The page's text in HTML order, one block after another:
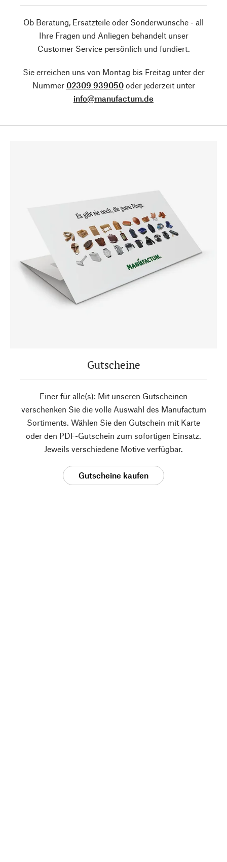
Ob Beratung, Ersatzteile oder Sonderwünsche - all
Ihre Fragen und Anliegen behandelt unser
Customer Service persönlich und fundiert.
Sie erreichen uns von Montag bis Freitag unter der
Nummer 02309 939050oder jederzeit unter
info@manufactum.de
Gutscheine
Einer für alle(s): Mit unseren Gutscheinen
verschenken Sie die volle Auswahl des Manufactum
Sortiments. Wählen Sie den Gutschein mit Karte
oder den PDF-Gutschein zum sofortigen Einsatz.
Jeweils verschiedene Motive verfügbar.
Gutscheine kaufen